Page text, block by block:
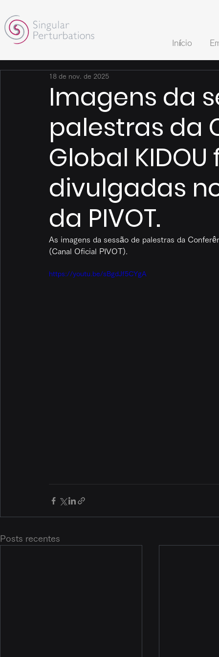
Início
Imagens da
palestras da
Global
divulgadas
da PIVOT.
18 de nov. de 2025
As imagens da sessão de palestras da
(Canal Oficial PIVOT).
https://youtu.be/sBgdJf5CYgA
Posts recentes